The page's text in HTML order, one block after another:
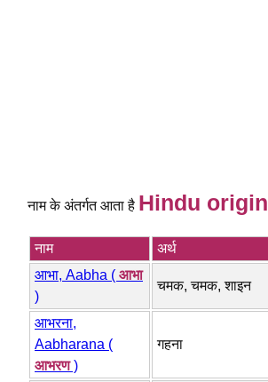
नाम के अंतर्गत आता है Hindu origin
नाम
अर्थ
आभा, Aabha ( आभा
)
चमक, चमक, शाइन
आभरना,
Aabharana (
आभरण)
गहना